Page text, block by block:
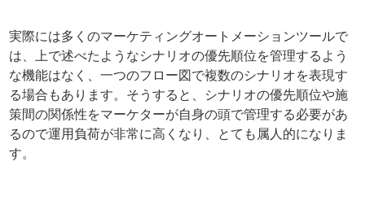
実際には多くのマーケティングオートメーションツールで
は、上で述べたようなシナリオの優先順位を管理するよう
な機能はなく、一つのフロー図で複数のシナリオを表現す
る場合もあります。そうすると、シナリオの優先順位や施
策間の関係性をマーケターが自身の頭で管理する必要があ
るので運用負荷が非常に高くなり、とても属人的になりま
す。